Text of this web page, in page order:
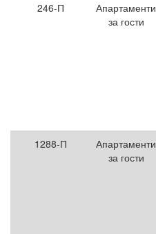
246-П
Апартаменти
за гости
1288-П
Апартаменти
за гости